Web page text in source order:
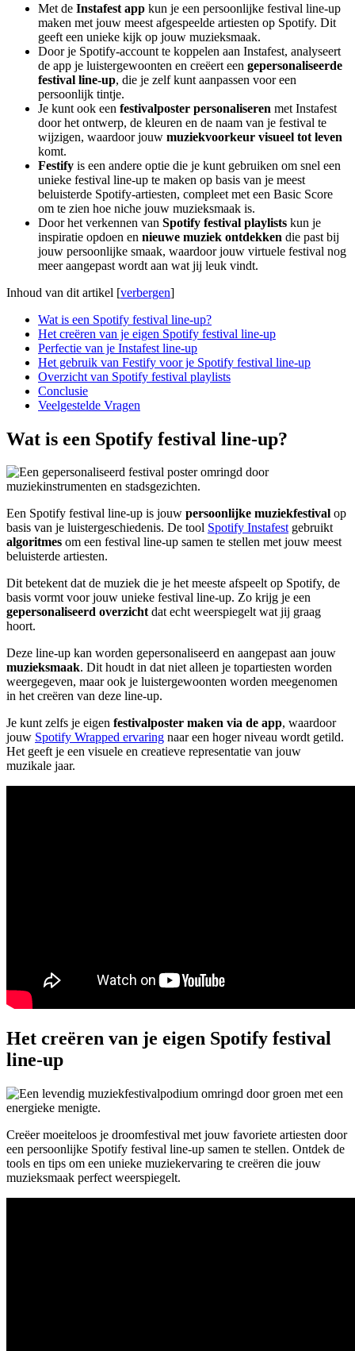
Met de Instafest app kun je een persoonlijke festival line-up
maken met jouw meest afgespeelde artiesten op Spotify. Dit
geeft een unieke kijk op jouw muzieksmaak.
Door je Spotify-account te koppelen aan Instafest, analyseert
de app je luistergewoonten en creëert een gepersonaliseerde
festival line-up, die je zelf kunt aanpassen voor een
persoonlijk tintje.
Je kunt ook een festivalposter personaliseren met Instafest
door het ontwerp, de kleuren en de naam van je festival te
wijzigen, waardoor jouw muziekvoorkeur visueel tot leven
komt.
Festify is een andere optie die je kunt gebruiken om snel een
unieke festival line-up te maken op basis van je meest
beluisterde Spotify-artiesten, compleet met een Basic Score
om te zien hoe niche jouw muzieksmaak is.
Door het verkennen van Spotify festival playlists kun je
inspiratie opdoen en nieuwe muziek ontdekken die past bij
jouw persoonlijke smaak, waardoor jouw virtuele festival nog
meer aangepast wordt aan wat jij leuk vindt.
Inhoud van dit artikel [verbergen]
Wat is een Spotify festival line-up?
Het creëren van je eigen Spotify festival line-up
Perfectie van je Instafest line-up
Het gebruik van Festify voor je Spotify festival line-up
Overzicht van Spotify festival playlists
Conclusie
Veelgestelde Vragen
Wat is een Spotify festival line-up?
Een Spotify festival line-up is jouw persoonlijke muziekfestival op
basis van je luistergeschiedenis. De tool Spotify Instafestgebruikt
algoritmes om een festival line-up samen te stellen met jouw meest
beluisterde artiesten.
Dit betekent dat de muziek die je het meeste afspeelt op Spotify, de
basis vormt voor jouw unieke festival line-up. Zo krijg je een
gepersonaliseerd overzichtdat echt weerspiegelt wat jij graag
hoort.
Deze line-up kan worden gepersonaliseerd en aangepast aan jouw
muzieksmaak. Dit houdt in dat niet alleen je topartiesten worden
weergegeven, maar ook je luistergewoonten worden meegenomen
in het creëren van deze line-up.
Je kunt zelfs je eigen festivalposter maken via de app, waardoor
jouw Spotify Wrapped ervaring naar een hoger niveau wordt getild.
Het geeft je een visuele en creatieve representatie van jouw
muzikale jaar.
Het creëren van je eigen Spotify festival
line-up
Creëer moeiteloos je droomfestival met jouw favoriete artiesten door
een persoonlijke Spotify festival line-up samen te stellen. Ontdek de
tools en tips om een unieke muziekervaring te creëren die jouw
muzieksmaak perfect weerspiegelt.